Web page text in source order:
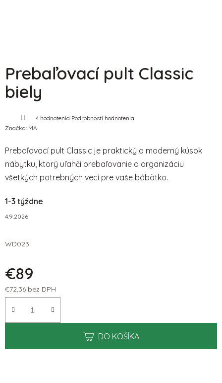
Prebaľovací pult Classic
biely
Priemerné
hodnotenie
produktu
z
hviezdičiek.
4 hodnotenia Podrobnosti hodnotenia
Značka: MA
Prebaľovací pult Classic je praktický a moderný kúsok
nábytku, ktorý uľahčí prebaľovanie a organizáciu
všetkých potrebných vecí pre vaše bábätko.
1-3 týždne
4.9.2026
WD023
€89
€72,36 bez DPH
DO KOŠÍKA